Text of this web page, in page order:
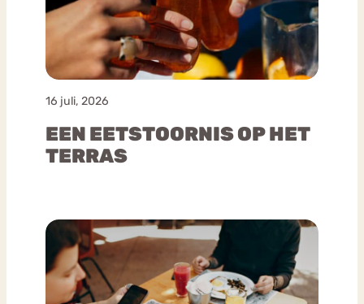
16 juli, 2026
EEN EETSTOORNIS OP HET
TERRAS